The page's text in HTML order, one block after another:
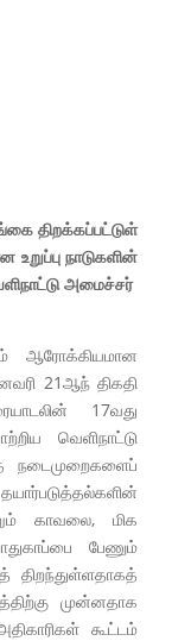
திறக்கப்பட்டுள்
உறுப்பு நாடுகளின்
அமைச்சர்
ஆரோக்கியமான
21ஆந் திகதி
17வது
வெளிநாட்டு
நடைமுறைகளைப்
காவலை, மிக
பேணும்
முன்னதாக
கூட்டம்